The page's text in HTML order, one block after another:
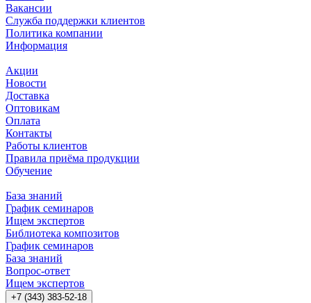
Вакансии
Служба поддержки клиентов
Политика компании
Информация
Акции
Новости
Доставка
Оптовикам
Оплата
Контакты
Работы клиентов
Правила приёма продукции
Обучение
База знаний
График семинаров
Ищем экспертов
Библиотека композитов
График семинаров
База знаний
Вопрос-ответ
Ищем экспертов
+7 (343) 383-52-18